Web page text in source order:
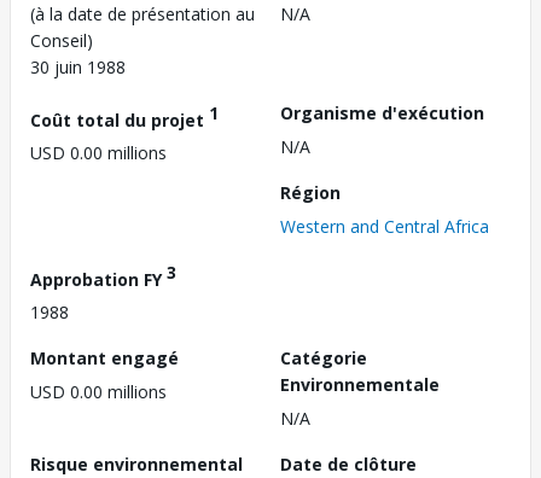
(à la date de présentation au
Conseil)
30 juin 1988
N/A
Coût total du projet 1
USD 0.00 millions
Organisme d'exécution
N/A
Région
Western and Central Africa
Approbation FY3
1988
Montant engagé
USD 0.00 millions
Catégorie
Environnementale
N/A
Risque environnemental
Date de clôture